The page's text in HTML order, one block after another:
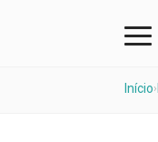
Início›